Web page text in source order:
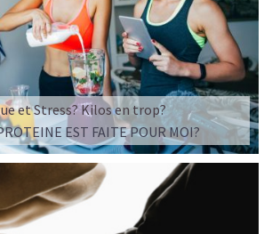
et Stress? Kilos en trop?
EST FAITE POUR MOI?